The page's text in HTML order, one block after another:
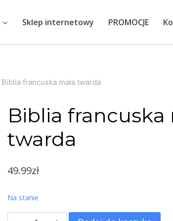
Sklep internetowy PROMOCJE
Biblia francuska mała twarda
Biblia francuska
twarda
49.99zł
Na stanie